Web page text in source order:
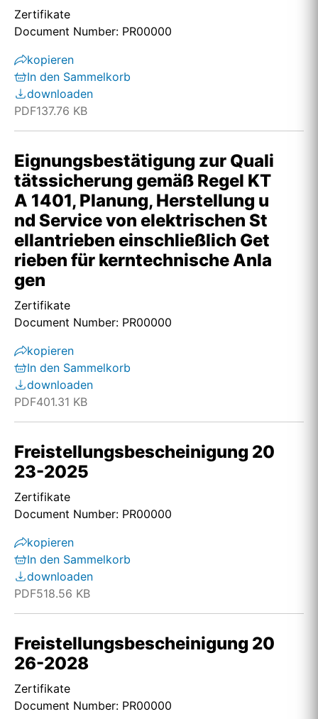
Zertifikate
Document Number: PR00000
kopieren
In den Sammelkorb
downloaden
PDF137.76 KB
Eignungsbestätigung zur Quali
tätssicherung gemäß Regel KT
A 1401, Planung, Herstellung u
nd Service von elektrischen St
ellantrieben einschließlich Get
rieben für kerntechnische Anla
gen
Zertifikate
Document Number: PR00000
kopieren
In den Sammelkorb
downloaden
PDF401.31 KB
Freistellungsbescheinigung 20
23-2025
Zertifikate
Document Number: PR00000
kopieren
In den Sammelkorb
downloaden
PDF518.56 KB
Freistellungsbescheinigung 20
26-2028
Zertifikate
Document Number: PR00000